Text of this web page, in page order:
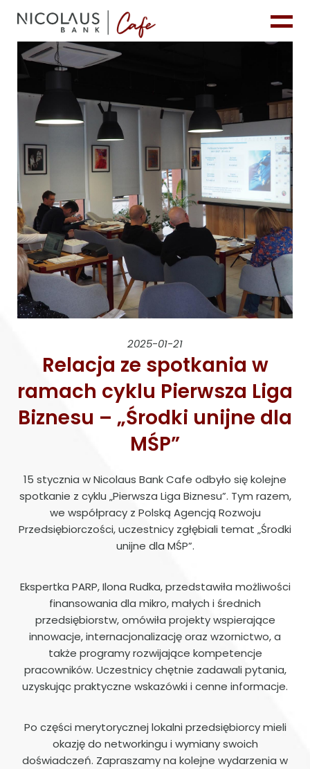
2025-01-21
Relacja ze spotkania w
ramach cyklu Pierwsza Liga
Biznesu – „Środki unijne dla
MŚP”
15 stycznia w Nicolaus Bank Cafe odbyło się kolejne
spotkanie z cyklu „Pierwsza Liga Biznesu”. Tym razem,
we współpracy z Polską Agencją Rozwoju
Przedsiębiorczości, uczestnicy zgłębiali temat „Środki
unijne dla MŚP”.
Ekspertka PARP, Ilona Rudka, przedstawiła możliwości
finansowania dla mikro, małych i średnich
przedsiębiorstw, omówiła projekty wspierające
innowacje, internacjonalizację oraz wzornictwo, a
także programy rozwijające kompetencje
pracowników. Uczestnicy chętnie zadawali pytania,
uzyskując praktyczne wskazówki i cenne informacje.
Po części merytorycznej lokalni przedsiębiorcy mieli
okazję do networkingu i wymiany swoich
doświadczeń. Zapraszamy na kolejne wydarzenia w